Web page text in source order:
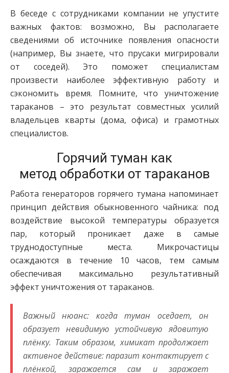
В беседе с сотрудниками компании не упустите
важных фактов: возможно, Вы располагаете
сведениями об источнике появления опасности
(например, Вы знаете, что прусаки мигрировали
от соседей). Это поможет специалистам
произвести наиболее эффективную работу и
сэкономить время. Помните, что уничтожение
тараканов – это результат совместных усилий
владельцев кварты (дома, офиса) и грамотных
специалистов.
Горячий туман как
метод обработки от тараканов
Работа генераторов горячего тумана напоминает
принцип действия обыкновенного чайника: под
воздействие высокой температуры образуется
пар, который проникает даже в самые
труднодоступные места. Микрочастицы
осаждаются в течение 10 часов, тем самым
обеспечивая максимально результативный
эффект уничтожения от тараканов.
Важный нюанс: когда туман оседает, он
образует невидимую устойчивую ядовитую
плёнку. Таким образом, химикат продолжает
активное действие: паразит контактирует с
плёнкой, заражается сам и заражает